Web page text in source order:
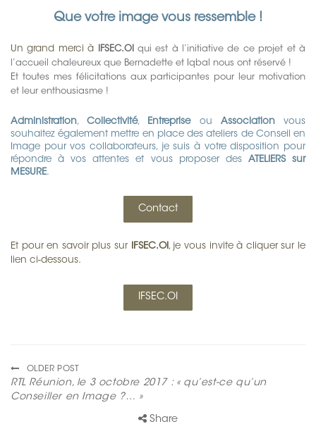
Que votre image vous ressemble !
Un grand merci à IFSEC.OIqui est à l’initiative de ce projet et à
l’accueil chaleureux que Bernadette et Iqbal nous ont réservé !
Et toutes mes félicitations aux participantes pour leur motivation
et leur enthousiasme !
Administration,Collectivité, Entrepriseou Associationvous
souhaitez également mettre en place des ateliers de Conseil en
Image pour vos collaborateurs, je suis à votre disposition pour
répondre à vos attentes et vous proposer des ATELIERS sur
MESURE.
Contact
Et pour en savoir plus sur IFSEC.OI , je vous invite à cliquer sur le
lien ci-dessous.
IFSEC.OI
OLDER POST
RTL Réunion, le 3 octobre 2017 : « qu’est-ce qu’un
Conseiller en Image ?… »
Share